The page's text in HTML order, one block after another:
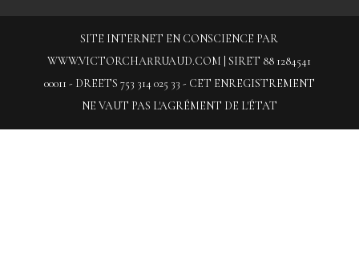
SITE INTERNET EN CONSCIENCE PAR
WWW.VICTORCHARRUAUD.COM | SIRET 88 1284541
00011 - DREETS 753 314 025 33 - CET ENREGISTREMENT
NE VAUT PAS L'AGRÉMENT DE L'ÉTAT